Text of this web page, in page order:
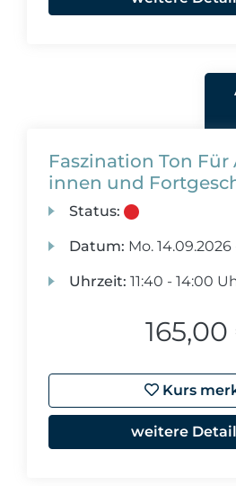
Faszination Ton
innen und
Status:
Datum: Mo. 14.09.2026
Uhrzeit: 11:40 - 14:00
Kurs
weitere